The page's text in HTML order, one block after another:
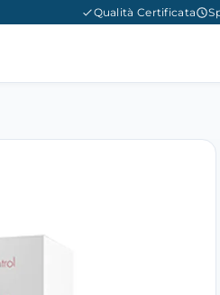
Qualità Certificata